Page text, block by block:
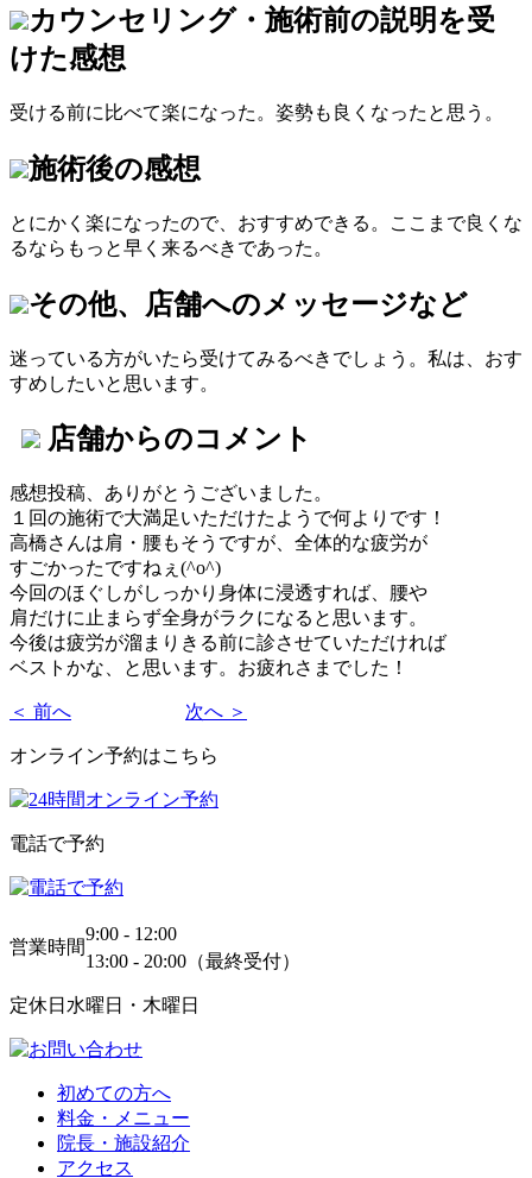
カウンセリング・施術前の説明を受
けた感想
受ける前に比べて楽になった。姿勢も良くなったと思う。
施術後の感想
とにかく楽になったので、おすすめできる。ここまで良くな
るならもっと早く来るべきであった。
その他、店舗へのメッセージなど
迷っている方がいたら受けてみるべきでしょう。私は、おす
すめしたいと思います。
店舗からのコメント
感想投稿、ありがとうございました。
１回の施術で大満足いただけたようで何よりです！
高橋さんは肩・腰もそうですが、全体的な疲労が
すごかったですねぇ(^o^)
今回のほぐしがしっかり身体に浸透すれば、腰や
肩だけに止まらず全身がラクになると思います。
今後は疲労が溜まりきる前に診させていただければ
ベストかな、と思います。お疲れさまでした！
＜ 前へ 次へ ＞
オンライン予約はこちら
電話で予約
営業時間
9:00 - 12:00
13:00 - 20:00（最終受付）
定休日 水曜日・木曜日
初めての方へ
料金・メニュー
院長・施設紹介
アクセス